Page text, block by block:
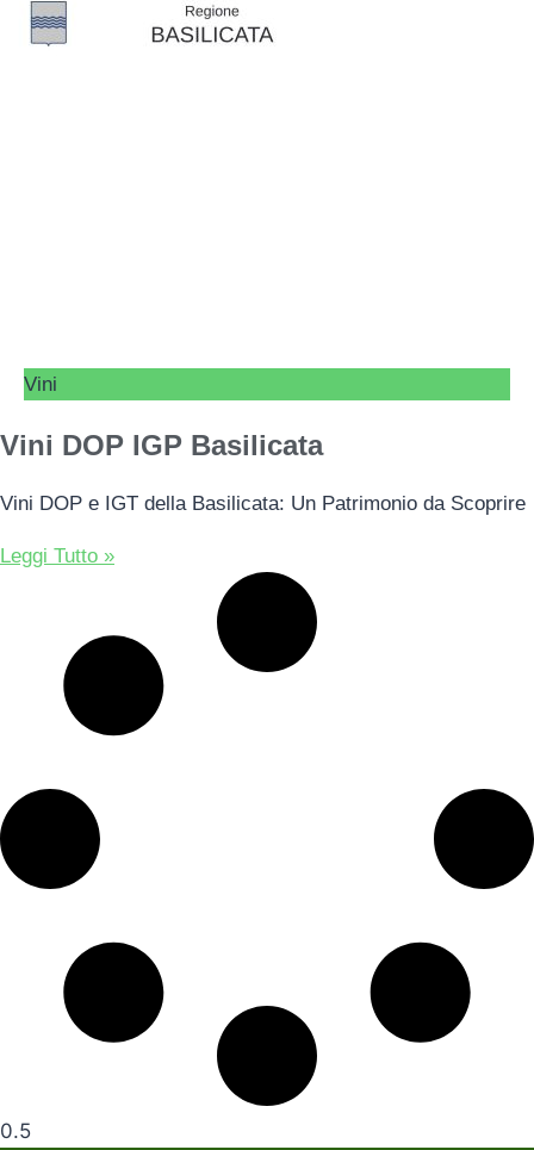
Vini
Vini DOP IGP Basilicata
Vini DOP e IGT della Basilicata: Un Patrimonio da Scoprire
Leggi Tutto »